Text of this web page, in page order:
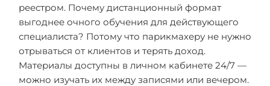
реестром. Почему дистанционный формат
выгоднее очного обучения для действующего
специалиста? Потому что парикмахеру не нужно
отрываться от клиентов и терять доход.
Материалы доступны в личном кабинете 24/7 —
можно изучать их между записями или вечером.